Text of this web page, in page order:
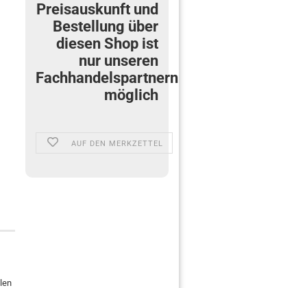
Preisauskunft und
Bestellung über
diesen Shop ist
nur unseren
Fachhandelspartnern
möglich
AUF DEN MERKZETTEL